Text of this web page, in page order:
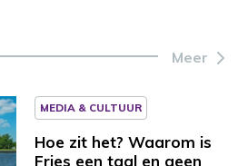
Meer
MEDIA & CULTUUR
Hoe zit het? Waarom is
Fries een taal en geen